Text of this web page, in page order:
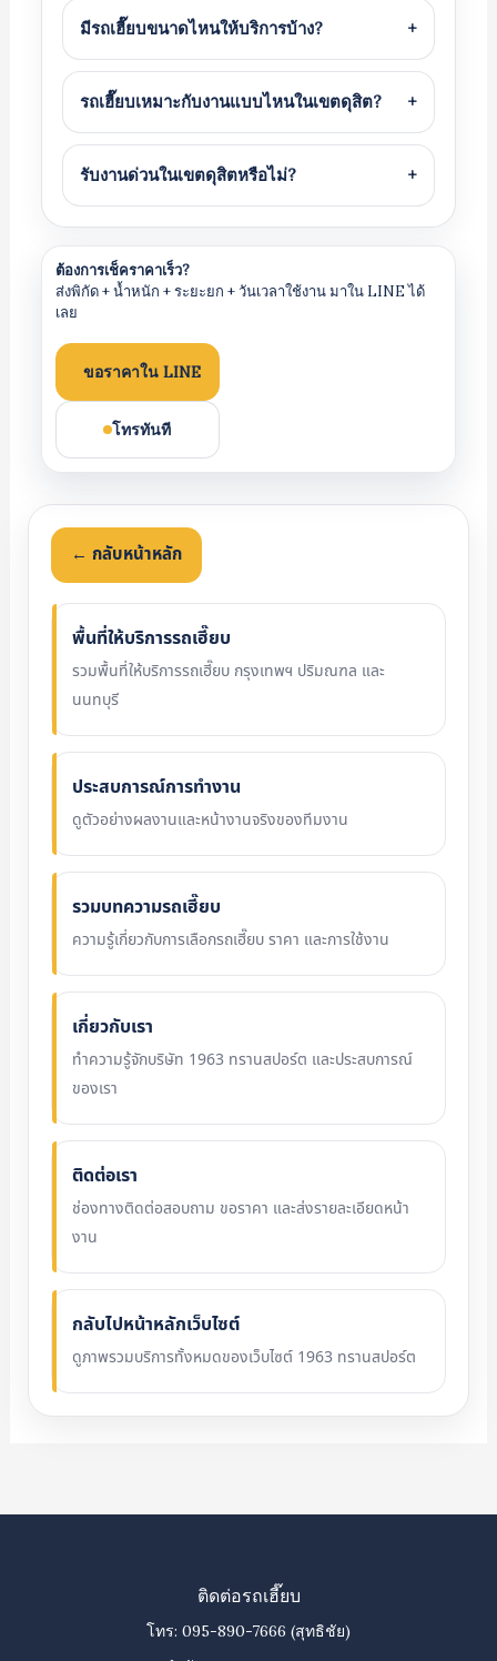
มีรถเฮี๊ยบขนาดไหนให้บริการบ้าง? +
รถเฮี๊ยบเหมาะกับงานแบบไหนในเขตดุสิต? +
รับงานด่วนในเขตดุสิตหรือไม่? +
ต้องการเช็คราคาเร็ว?
ส่งพิกัด + น้ำหนัก + ระยะยก + วันเวลาใช้งาน มาใน LINE ได้
เลย
ขอราคาใน LINE
โทรทันที
← กลับหน้าหลัก
พื้นที่ให้บริการรถเฮี๊ยบ
รวมพื้นที่ให้บริการรถเฮี๊ยบ กรุงเทพฯ ปริมณฑล และ
นนทบุรี
ประสบการณ์การทำงาน
ดูตัวอย่างผลงานและหน้างานจริงของทีมงาน
รวมบทความรถเฮี๊ยบ
ความรู้เกี่ยวกับการเลือกรถเฮี๊ยบ ราคา และการใช้งาน
เกี่ยวกับเรา
ทำความรู้จักบริษัท 1963 ทรานสปอร์ต และประสบการณ์
ของเรา
ติดต่อเรา
ช่องทางติดต่อสอบถาม ขอราคา และส่งรายละเอียดหน้า
งาน
กลับไปหน้าหลักเว็บไซต์
ดูภาพรวมบริการทั้งหมดของเว็บไซต์ 1963 ทรานสปอร์ต
ติดต่อรถเฮี๊ยบ
โทร: 095-890-7666 (สุทธิชัย)